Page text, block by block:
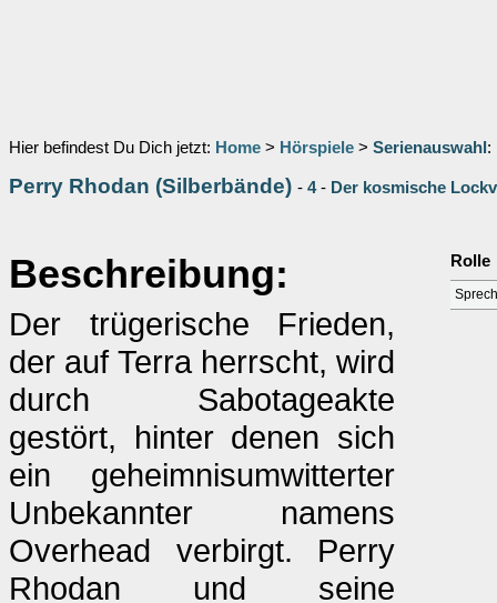
Hier befindest Du Dich jetzt: Home > Hörspiele > Serienauswahl :
Perry Rhodan (Silberbände) - 4- Der kosmische
Beschreibung:
Der trügerische Frieden,
der auf Terra herrscht, wird
durch Sabotageakte
gestört, hinter denen sich
ein geheimnisumwitterter
Unbekannter namens
Overhead verbirgt. Perry
Rhodan und seine
Rolle